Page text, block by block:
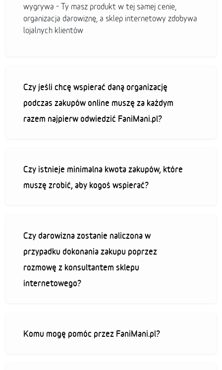
wygrywa - Ty masz produkt w tej samej cenie,
organizacja darowiznę, a sklep internetowy zdobywa
lojalnych klientów
Czy jeśli chcę wspierać daną organizację
podczas zakupów online muszę za każdym
razem najpierw odwiedzić FaniMani.pl?
Czy istnieje minimalna kwota zakupów, które
muszę zrobić, aby kogoś wspierać?
Czy darowizna zostanie naliczona w
przypadku dokonania zakupu poprzez
rozmowę z konsultantem sklepu
internetowego?
Komu mogę pomóc przez FaniMani.pl?